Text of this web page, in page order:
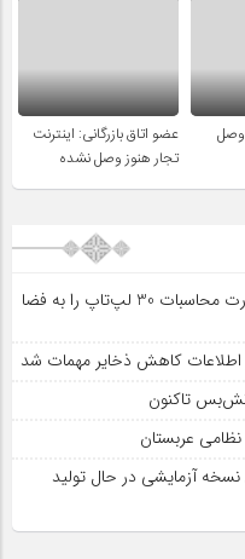
وصل
عضو اتاق بازرگانی: اینترنت
تجار هنوز وصل نشده
چین با ماهواره‌های هوش مصنوعی قدرت محاسبات 30 لپ‌تاپ را به فضا
اطلاعات کاهش ذخایر مهمات شد
نظامی عربستان
آزمایشی در حال تولید